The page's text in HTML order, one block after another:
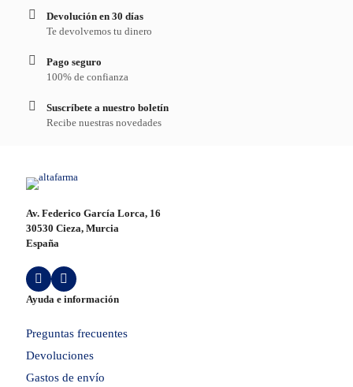
Devolución en 30 días
Te devolvemos tu dinero
Pago seguro
100% de confianza
Suscríbete a nuestro boletín
Recibe nuestras novedades
Av. Federico García Lorca, 16
30530 Cieza, Murcia
España
Ayuda e información
Preguntas frecuentes
Devoluciones
Gastos de envío